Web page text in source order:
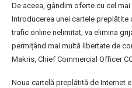
De aceea, gândim oferte cu cel
Introducerea unei cartele
trafic online nelimitat, va elimina
permițând mai multă libertate de
Makris, Chief Commercial Officer
Noua cartelă preplătită de Internet